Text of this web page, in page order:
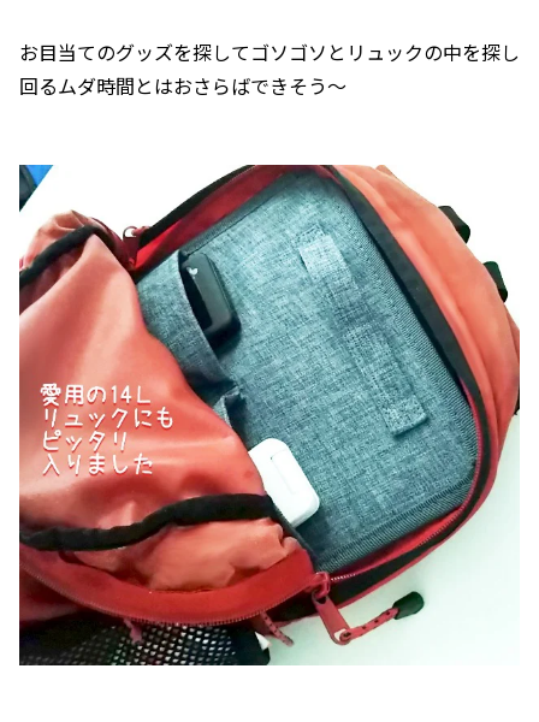
お目当てのグッズを探してゴソゴソとリュックの中を探し
回るムダ時間とはおさらばできそう〜